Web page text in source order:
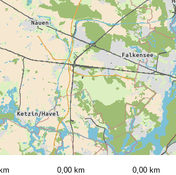
0,00 km 0,00 km